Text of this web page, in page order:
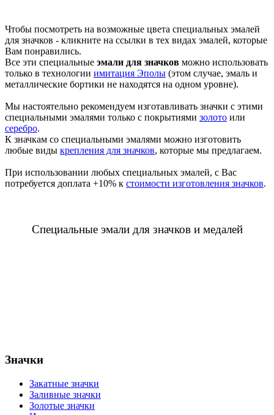
Чтобы посмотреть на возможные цвета специальных эмалей
для значков - кликните на ссылки в тех видах эмалей, которые
Вам понравились.
Все эти специальные эмали для значков можно использовать
только в технологии имитация Эполы (этом случае, эмаль и
металлические бортики не находятся на одном уровне).
Мы настоятельно рекомендуем изготавливать значки с этими
специальными эмалями только с покрытиями золото или
серебро.
К значкам со специальными эмалями можно изготовить
любые виды крепления для значков, которые мы предлагаем.
При использовании любых специальных эмалей, с Вас
потребуется доплата +10% к стоимости изготовления значков.
Специальные эмали для значков и медалей
Значки
Закатные значки
Заливные значки
Золотые значки